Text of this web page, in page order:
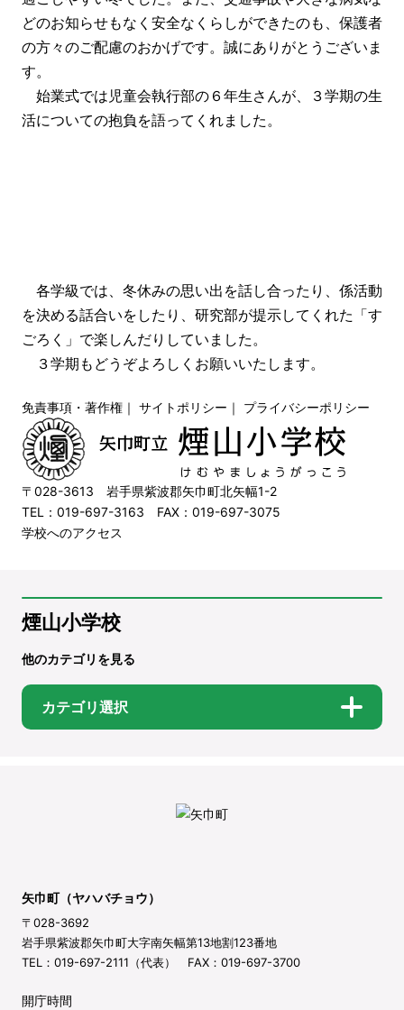
どのお知らせもなく安全なくらしができたのも、保護者
の方々のご配慮のおかげです。誠にありがとうございま
す。
始業式では児童会執行部の６年生さんが、３学期の生
活についての抱負を語ってくれました。
各学級では、冬休みの思い出を話し合ったり、係活動
を決める話合いをしたり、研究部が提示してくれた「す
ごろく」で楽しんだりしていました。
３学期もどうぞよろしくお願いいたします。
免責事項・著作権 ｜ サイトポリシー ｜ プライバシーポリシー
〒028-3613 岩手県紫波郡矢巾町北矢幅1-2
TEL：019-697-3163 FAX：019-697-3075
学校へのアクセス
煙山小学校
他のカテゴリを見る
カテゴリ選択
矢巾町（ヤハバチョウ）
〒028-3692
岩手県紫波郡矢巾町大字南矢幅第13地割123番地
TEL：019-697-2111（代表） FAX：019-697-3700
開庁時間